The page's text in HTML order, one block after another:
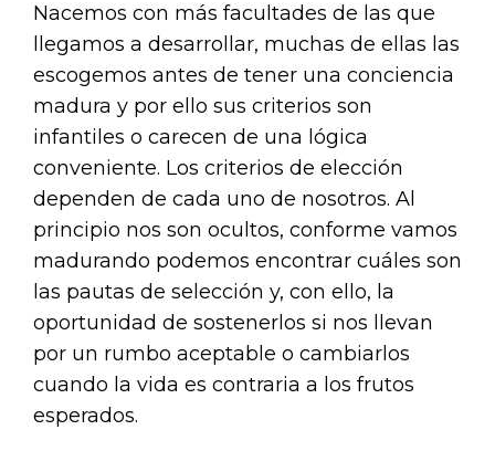
Nacemos con más facultades de las que
llegamos a desarrollar, muchas de ellas las
escogemos antes de tener una conciencia
madura y por ello sus criterios son
infantiles o carecen de una lógica
conveniente. Los criterios de elección
dependen de cada uno de nosotros. Al
principio nos son ocultos, conforme vamos
madurando podemos encontrar cuáles son
las pautas de selección y, con ello, la
oportunidad de sostenerlos si nos llevan
por un rumbo aceptable o cambiarlos
cuando la vida es contraria a los frutos
esperados.